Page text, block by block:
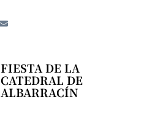
FIESTA DE LA
CATEDRAL DE
ALBARRACÍN